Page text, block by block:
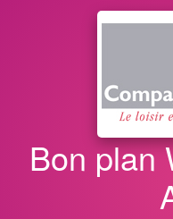
Bon plan